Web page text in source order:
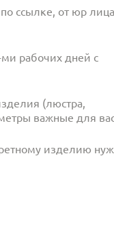
ссылке, от юр
рабочих дней с
(люстра,
важные для
изделию